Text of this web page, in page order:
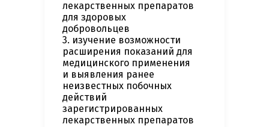
лекарственных препаратов
для здоровых
добровольцев
3. изучение возможности
расширения показаний для
медицинского применения
и выявления ранее
неизвестных побочных
действий
зарегистрированных
лекарственных препаратов